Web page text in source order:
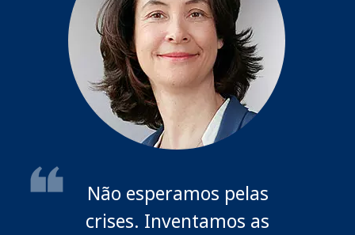
Não esperamos pelas
crises. Inventamos as